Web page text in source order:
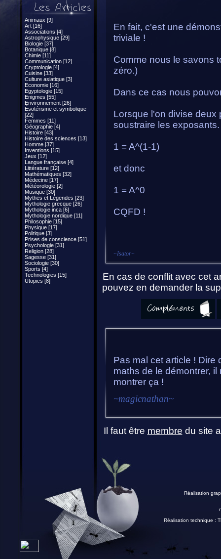
Animaux [9]
Art [16]
Associations [4]
Astrophysique [29]
Biologie [37]
Botanique [8]
Chimie [11]
Communication [12]
Cryptologie [4]
Cuisine [33]
Culture asiatique [3]
Economie [16]
Egyptologie [15]
Enigmes [55]
Environnement [26]
Ésotérisme et symbolique
[22]
Femmes [11]
Géographie [4]
Histoire [43]
Histoire des sciences [13]
Homme [37]
Inventions [15]
Jeux [12]
Langue française [4]
Littérature [12]
Mathématiques [32]
Médecine [17]
Météorologie [2]
Musique [30]
Mythes et Légendes [23]
Mythologie grecque [26]
Mythologie inca [6]
Mythologie nordique [11]
Philosophie [15]
Physique [17]
Politique [3]
Prises de conscience [51]
Psychologie [31]
Religion [28]
Sagesse [31]
Sociologie [30]
Sports [4]
Technologies [15]
Utopies [8]
En fait, c'est une
triviale !
Comme nous le savons
zéro.)
Dans ce cas nous
Lorsque l'on divise deux
soustraire les
1 = A^(1-1)
et donc
1 = A^0
CQFD !
~Isator~
En cas de conflit avec cet
pouvez en demander la
Pas mal cet article !
maths de le démontrer,
montrer ça !
~magicnathan~
Il faut être membre du site
Réalisation
Réalisation technique :